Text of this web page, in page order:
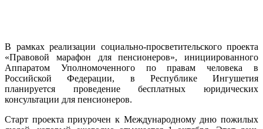
В рамках реализации социально-просветительского проекта
«Правовой марафон для пенсионеров», инициированного
Аппаратом Уполномоченного по правам человека в
Российской Федерации, в Республике Ингушетия
планируется проведение бесплатных юридических
консультации для пенсионеров.
Старт проекта приурочен к Международному дню пожилых